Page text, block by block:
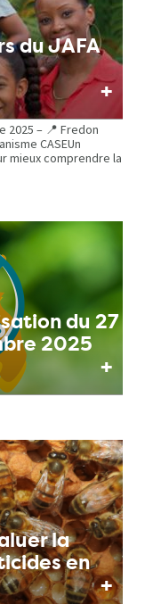
du JAFA
+
2025 – 📍 Fredon
CASEUn
mieux comprendre la
du 27
2025
+
la
en
+